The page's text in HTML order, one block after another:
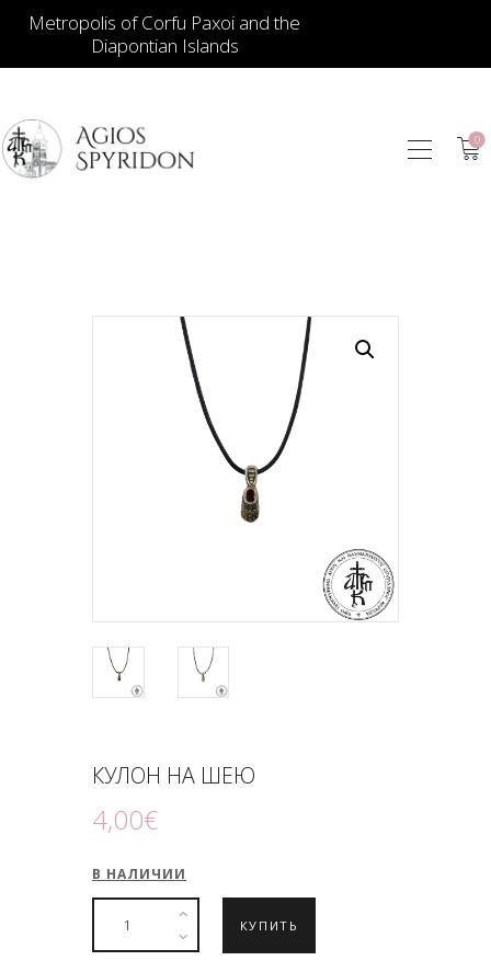
Metropolis of Corfu Paxoi and the
Diapontian Islands
0
ДЛЯ ЦЕРКВИ
ИЕРАТИЧЕСКИЕ
ПРЕДМЕТЫ
СУВЕНИРЫ ДЛЯ
ПОДНОШЕНИЯ
КУЛОН НА ШЕЮ
4,00€
В НАЛИЧИИ
КУПИТЬ